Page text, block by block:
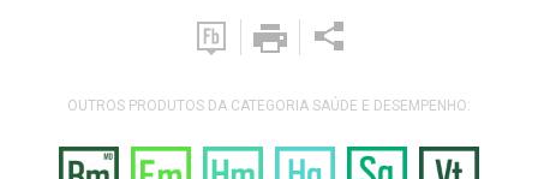
OUTROS PRODUTOS DA CATEGORIA SAÚDE E DESEMPENHO: